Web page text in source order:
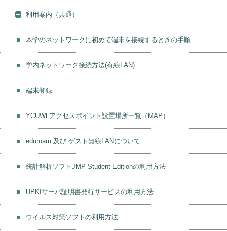
利用案内（共通）
本学のネットワークに初めて端末を接続するときの手順
学内ネットワーク接続方法(有線LAN)
端末登録
YCUWLアクセスポイント設置場所一覧（MAP）
eduroam 及び ゲスト無線LANについて
統計解析ソフトJMP Student Editionの利用方法
UPKIサーバ証明書発行サービスの利用方法
ウイルス対策ソフトの利用方法